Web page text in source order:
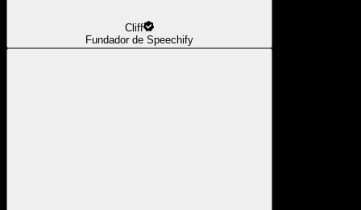
Cliff
Fundador de Speechify